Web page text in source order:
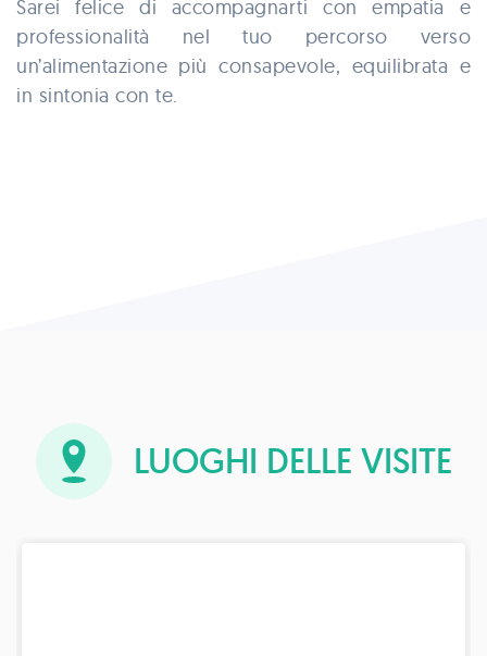
Sarei felice di accompagnarti con empatia e
professionalità nel tuo percorso verso
un’alimentazione più consapevole, equilibrata e
in sintonia con te.
LUOGHI DELLE VISITE